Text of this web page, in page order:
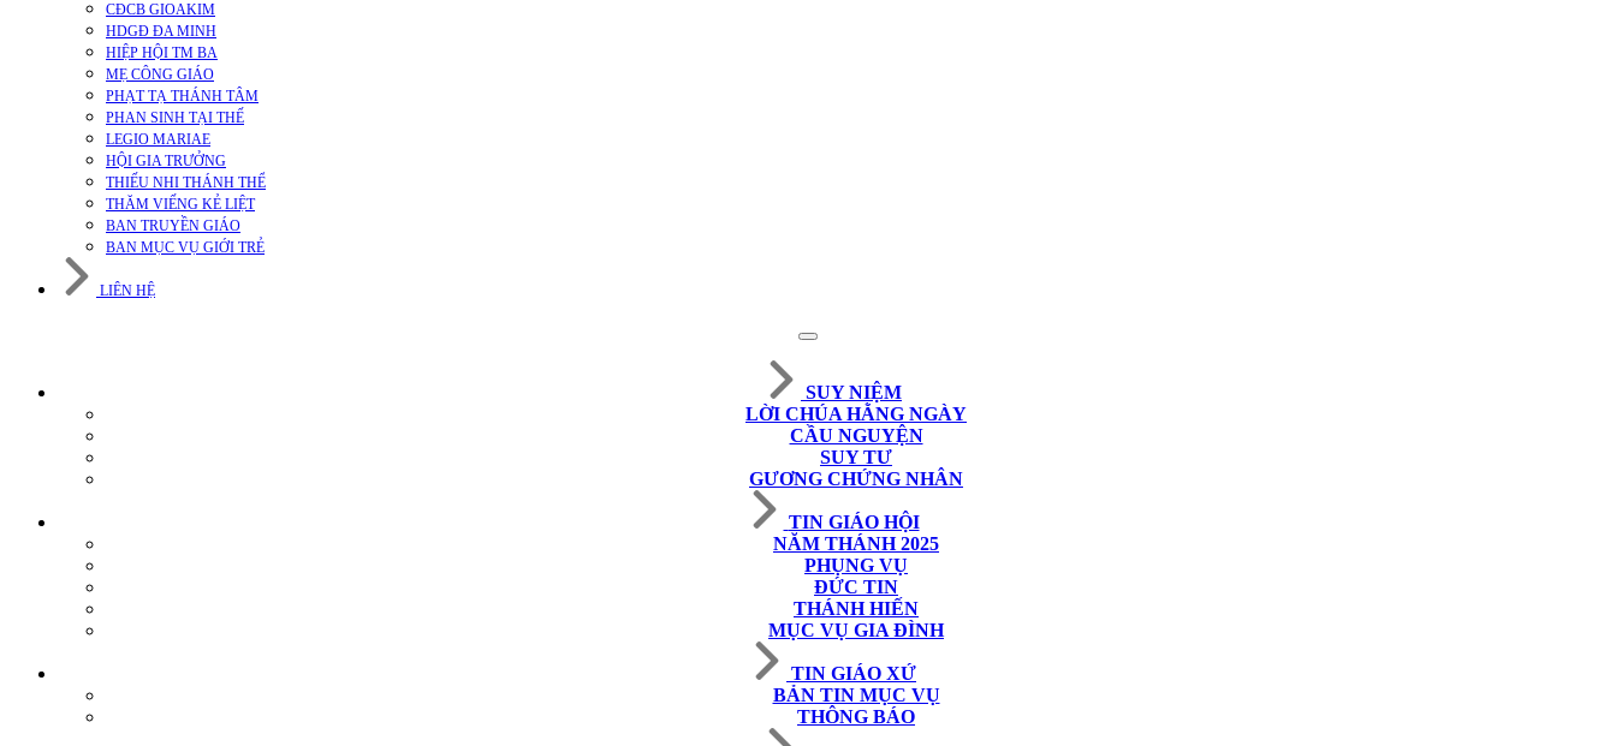
CĐCB GIOAKIM
HDGĐ ĐA MINH
HIỆP HỘI TM BA
MẸ CÔNG GIÁO
PHẠT TẠ THÁNH TÂM
PHAN SINH TẠI THẾ
LEGIO MARIAE
HỘI GIA TRƯỞNG
THIẾU NHI THÁNH THỂ
THĂM VIẾNG KẺ LIỆT
BAN TRUYỀN GIÁO
BAN MỤC VỤ GIỚI TRẺ
LIÊN HỆ
SUY NIỆM
LỜI CHÚA HẰNG NGÀY
CẦU NGUYỆN
SUY TƯ
GƯƠNG CHỨNG NHÂN
TIN GIÁO HỘI
NĂM THÁNH 2025
PHỤNG VỤ
ĐỨC TIN
THÁNH HIẾN
MỤC VỤ GIA ĐÌNH
TIN GIÁO XỨ
BẢN TIN MỤC VỤ
THÔNG BÁO